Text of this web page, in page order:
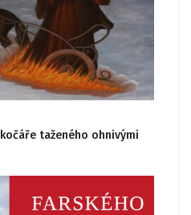
taženého ohnivými